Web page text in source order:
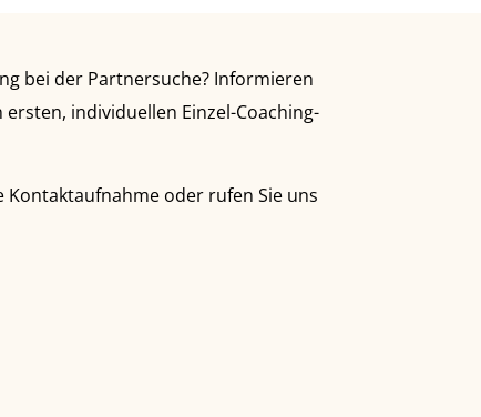
bei der Partnersuche? Informieren
individuellen Einzel-Coaching-
oder rufen Sie uns